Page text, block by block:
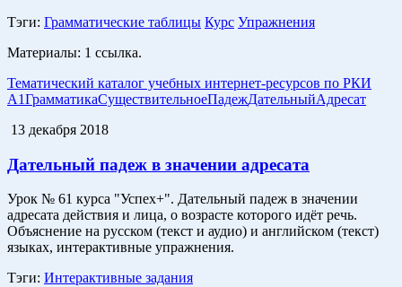
Тэги: Грамматические таблицы Курс Упражнения
Материалы: 1 ссылка.
Тематический каталог учебных интернет-ресурсов по РКИ
A1ГрамматикаСуществительноеПадежДательныйАдресат
13 декабря 2018
Дательный падеж в значении адресата
Урок № 61 курса "Успех+". Дательный падеж в значении
адресата действия и лица, о возрасте которого идёт речь.
Объяснение на русском (текст и аудио) и английском (текст)
языках, интерактивные упражнения.
Тэги: Интерактивные задания